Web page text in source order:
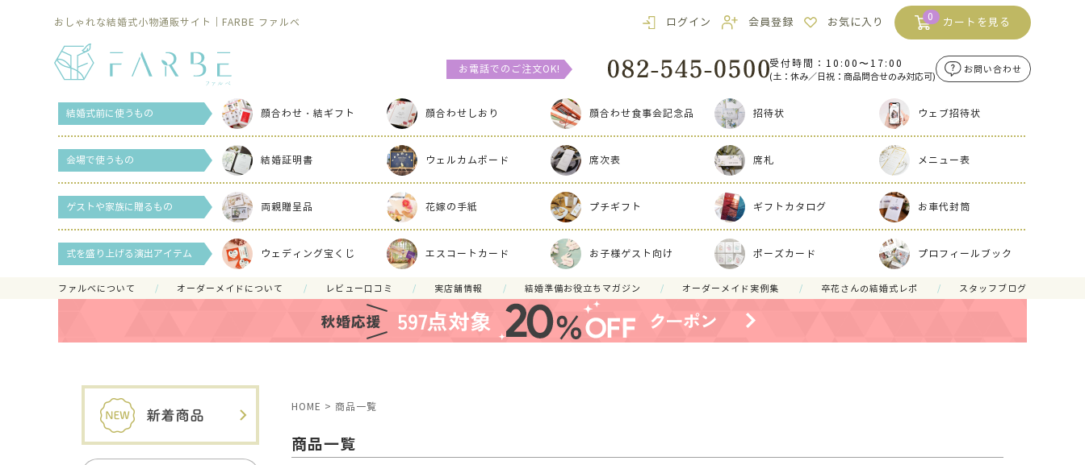
おしゃれな結婚式小物通販サイト｜FARBE ファルベ ログイン 会員登録 お気に入り 0 カートを見る
お電話でのご注文OK! 受付時間：10:00〜17:00
(土：休み／日祝：商品問合せのみ対応可)
お問い合わせ
結婚式前に使うもの 顔合わせ・結ギフト 顔合わせしおり 顔合わせ食事会記念品 招待状 ウェブ招待状
会場で使うもの 結婚証明書 ウェルカムボード 席次表 席札 メニュー表
ゲストや家族に贈るもの 両親贈呈品 花嫁の手紙 プチギフト ギフトカタログ お車代封筒
式を盛り上げる演出アイテム ウェディング宝くじ エスコートカード お子様ゲスト向け ポーズカード プロフィールブック
ファルべについて オーダーメイドについて レビュー口コミ 実店舗情報 結婚準備お役立ちマガジン オーダーメイド実例集 卒花さんの結婚式レポ スタッフブログ
HOME 商品一覧
商品一覧